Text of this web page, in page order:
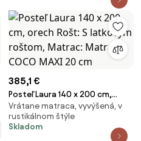
385,1 €
Posteľ Laura 140 x 200 cm,
orech Rošt: S latkovým roštom,
Matrac: Matrac COCO MAXI 20
cm
Vrátane matraca, vyvýšená, v
rustikálnom štýle
Skladom